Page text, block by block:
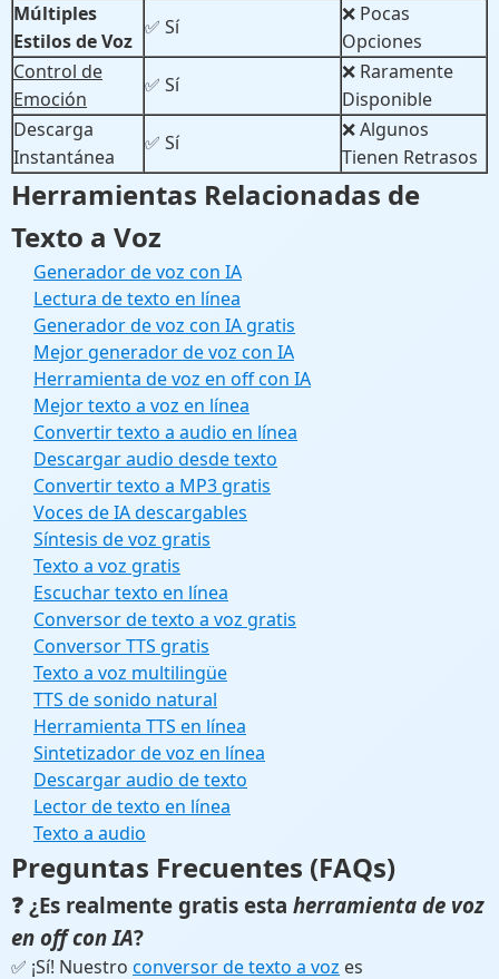
Múltiples
Estilos de Voz
✅ Sí
❌ Pocas
Opciones
Control de
Emoción
✅ Sí
❌ Raramente
Disponible
Descarga
Instantánea
✅ Sí
❌ Algunos
Tienen Retrasos
Herramientas Relacionadas de
Texto a Voz
Generador de voz con IA
Lectura de texto en línea
Generador de voz con IA gratis
Mejor generador de voz con IA
Herramienta de voz en off con IA
Mejor texto a voz en línea
Convertir texto a audio en línea
Descargar audio desde texto
Convertir texto a MP3 gratis
Voces de IA descargables
Síntesis de voz gratis
Texto a voz gratis
Escuchar texto en línea
Conversor de texto a voz gratis
Conversor TTS gratis
Texto a voz multilingüe
TTS de sonido natural
Herramienta TTS en línea
Sintetizador de voz en línea
Descargar audio de texto
Lector de texto en línea
Texto a audio
Preguntas Frecuentes (FAQs)
❓ ¿Es realmente gratis esta herramienta de voz
en off con IA?
✅ ¡Sí! Nuestro conversor de texto a voz es